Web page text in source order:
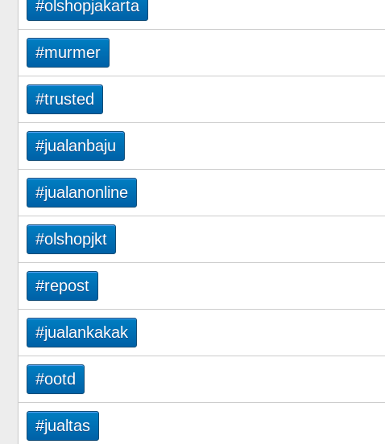
#olshopjakarta
#murmer
#trusted
#jualanbaju
#jualanonline
#olshopjkt
#repost
#jualankakak
#ootd
#jualtas